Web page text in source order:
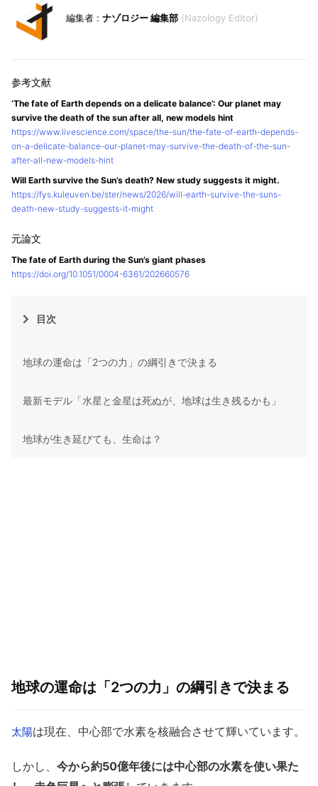
ナゾロジー 編集部 Nazology Editor
‘The fate of Earth depends on a delicate balance’: Our planet may
survive the death of the sun after all, new models hint
https://www.livescience.com/space/the-sun/the-fate-of-earth-depends-
on-a-delicate-balance-our-planet-may-survive-the-death-of-the-sun-
after-all-new-models-hint
Will Earth survive the Sun’s death? New study suggests it might.
https://fys.kuleuven.be/ster/news/2026/will-earth-survive-the-suns-
death-new-study-suggests-it-might
The fate of Earth during the Sun’s giant phases
https://doi.org/10.1051/0004-6361/202660576
目次
地球の運命は「2つの力」の綱引きで決まる
最新モデル「水星と金星は死ぬが、地球は生き残るかも」
地球が生き延びても、生命は？
地球の運命は「2つの力」の綱引きで決まる
太陽は現在、中心部で水素を核融合させて輝いています。
しかし、 今から約50億年後には中心部の水素を使い果た